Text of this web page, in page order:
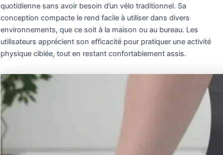
quotidienne sans avoir besoin d’un vélo traditionnel. Sa
conception compacte le rend facile à utiliser dans divers
environnements, que ce soit à la maison ou au bureau. Les
utilisateurs apprécient son efficacité pour pratiquer une activité
physique ciblée, tout en restant confortablement assis.